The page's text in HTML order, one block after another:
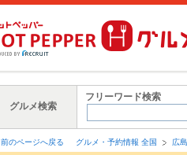
グルメ検索
フリーワード検索
前のページへ戻る グルメ・予約情報 全国 広島